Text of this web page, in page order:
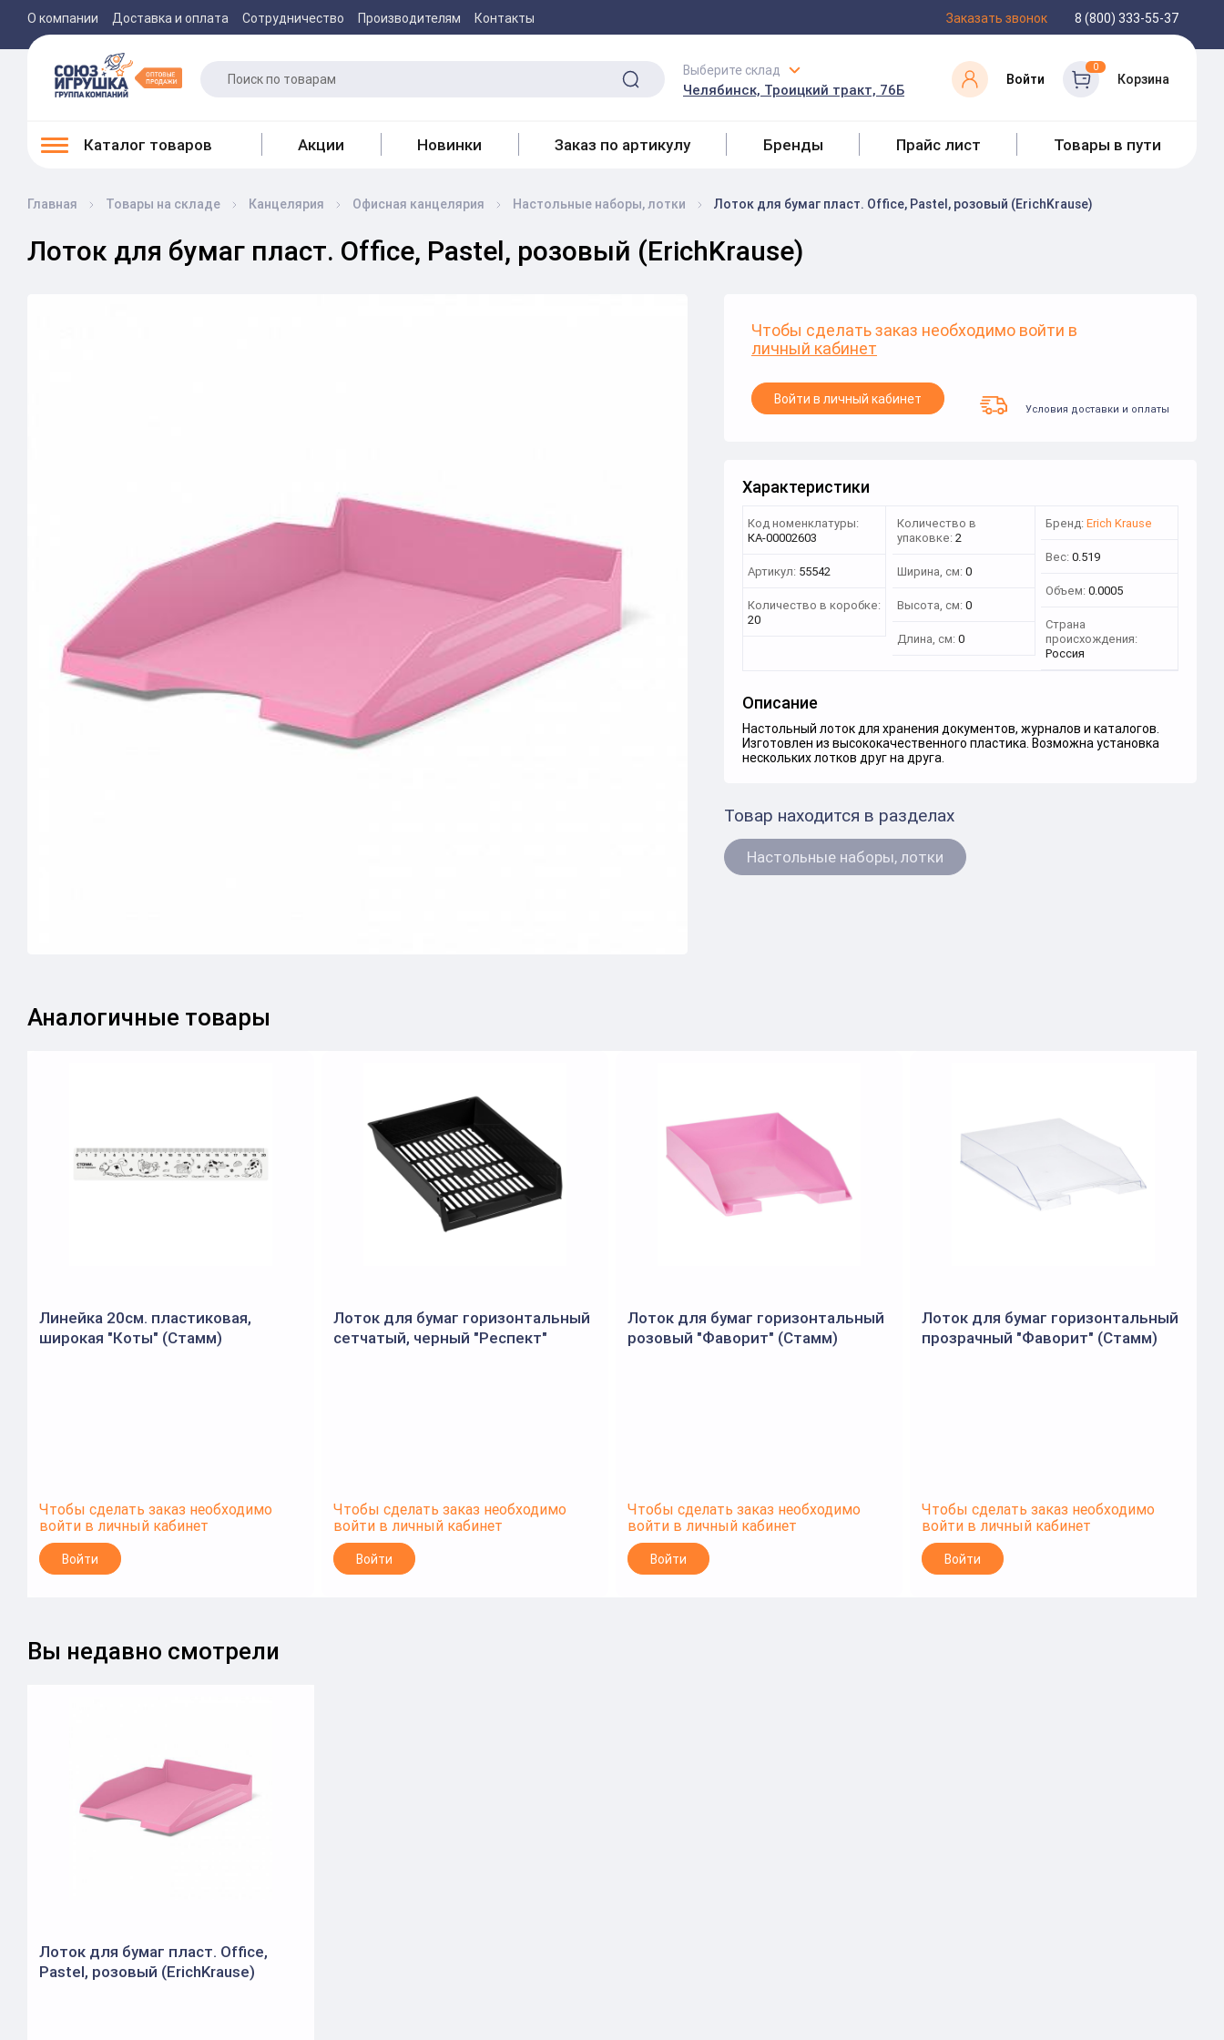
О компании Доставка и оплата Сотрудничество Производителям Контакты Заказать звонок 8 (800) 333-55-37
Выберите склад
Челябинск, Троицкий тракт, 76Б
Войти
0
Корзина
Каталог товаров Акции Новинки Заказ по артикулу Бренды Прайс лист Товары в пути
Главная Товары на складе Канцелярия Офисная канцелярия Настольные наборы, лотки Лоток для бумаг пласт. Office, Pastel, розовый (ErichKrause)
Лоток для бумаг пласт. Office, Pastel, розовый (ErichKrause)
Чтобы сделать заказ необходимо войти в
личный кабинет
Войти в личный кабинет
Условия доставки и оплаты
Характеристики
Код номенклатуры:
КА-00002603
Артикул: 55542
Количество в коробке:
20
Количество в
упаковке: 2
Ширина, см: 0
Высота, см: 0
Длина, см: 0
Бренд: Erich Krause
Вес: 0.519
Объем: 0.0005
Страна
происхождения:
Россия
Описание
Настольный лоток для хранения документов, журналов и каталогов.
Изготовлен из высококачественного пластика. Возможна установка
нескольких лотков друг на друга.
Товар находится в разделах
Настольные наборы, лотки
Аналогичные товары
Линейка 20см. пластиковая,
широкая "Коты" (Стамм)
Чтобы сделать заказ необходимо
войти в личный кабинет
Войти
Лоток для бумаг горизонтальный
сетчатый, черный "Респект"
Чтобы сделать заказ необходимо
войти в личный кабинет
Войти
Лоток для бумаг горизонтальный
розовый "Фаворит" (Стамм)
Чтобы сделать заказ необходимо
войти в личный кабинет
Войти
Лоток для бумаг горизонтальный
прозрачный "Фаворит" (Стамм)
Чтобы сделать заказ необходимо
войти в личный кабинет
Войти
Вы недавно смотрели
Лоток для бумаг пласт. Office,
Pastel, розовый (ErichKrause)